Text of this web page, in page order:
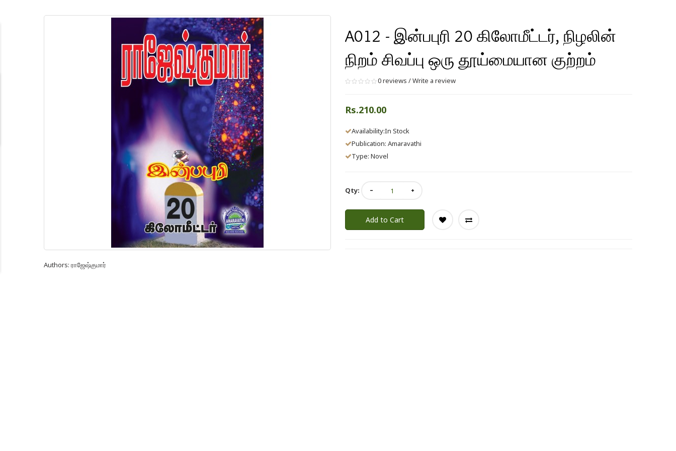
A012 - இன்பபுரி 20 கிலோமீட்டர், நிழலின்
நிறம் சிவப்பு ஒரு தூய்மையான குற்றம்
0 reviews /Write a review
Rs.210.00
Availability:In Stock
Publication: Amaravathi
Type: Novel
Qty:
Add to Cart
Authors: ராஜேஷ்குமார்